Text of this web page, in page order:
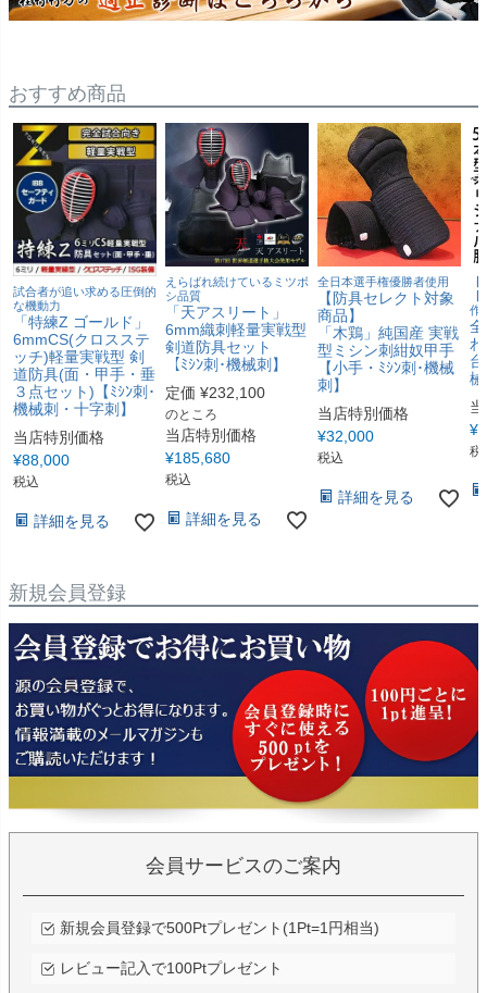
おすすめ商品
試合者が追い求める圧倒的
な機動力
「特練Z ゴールド」
6mmCS(クロスステ
ッチ)軽量実戦型 剣
道防具(面・甲手・垂
３点セット)【ﾐｼﾝ刺･
機械刺・十字刺】
当店特別価格
¥88,000
税込
詳細を見る
えらばれ続けているミツボ
シ品質
「天アスリート」
6mm織刺軽量実戦型
剣道防具セット
【ﾐｼﾝ刺･機械刺】
定価 ¥232,100
のところ
当店特別価格
¥185,680
税込
詳細を見る
全日本選手権優勝者使用
【防具セレクト対象
商品】
「木鶏」純国産 実戦
型ミシン刺紺奴甲手
【小手・ﾐｼﾝ刺･機械
刺】
当店特別価格
¥32,000
税込
詳細を見る
作
¥
税
新規会員登録
会員サービスのご案内
新規会員登録で500Ptプレゼント(1Pt=1円相当)
レビュー記入で100Ptプレゼント